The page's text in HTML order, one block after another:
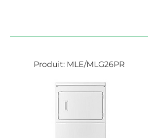
Produit: MLE/MLG26PR